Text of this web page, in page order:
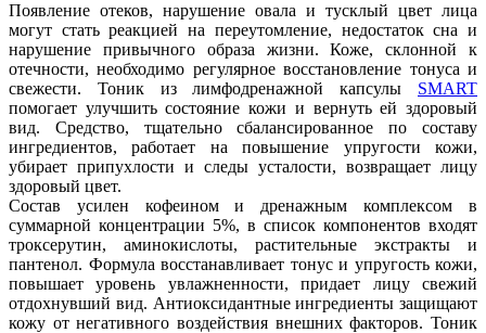
Появление отеков, нарушение овала и тусклый цвет лица
могут стать реакцией на переутомление, недостаток сна и
нарушение привычного образа жизни. Коже, склонной к
отечности, необходимо регулярное восстановление тонуса и
свежести. Тоник из лимфодренажной капсулы SMART
помогает улучшить состояние кожи и вернуть ей здоровый
вид. Средство, тщательно сбалансированное по составу
ингредиентов, работает на повышение упругости кожи,
убирает припухлости и следы усталости, возвращает лицу
здоровый цвет.
Состав усилен кофеином и дренажным комплексом в
суммарной концентрации 5%, в список компонентов входят
троксерутин, аминокислоты, растительные экстракты и
пантенол. Формула восстанавливает тонус и упругость кожи,
повышает уровень увлажненности, придает лицу свежий
отдохнувший вид. Антиоксидантные ингредиенты защищают
кожу от негативного воздействия внешних факторов. Тоник